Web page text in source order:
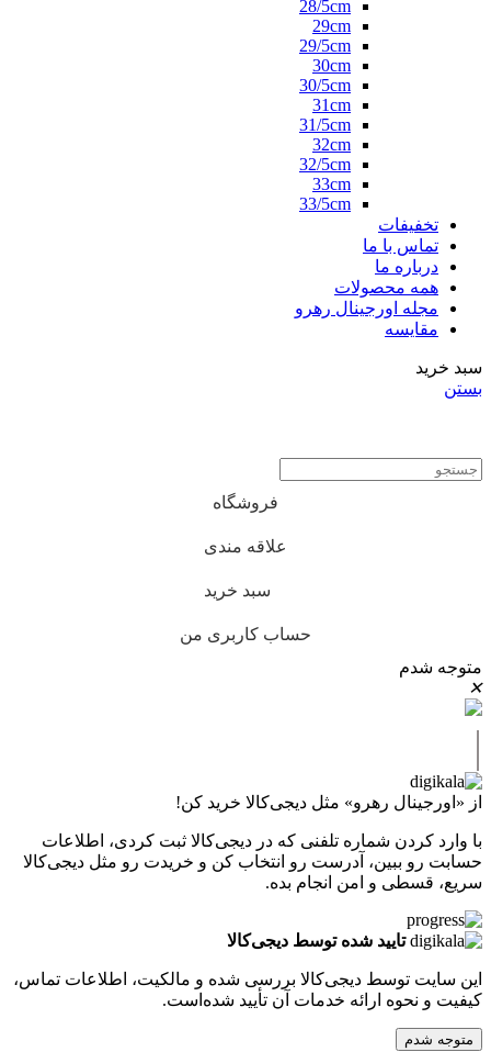
28/5cm
29cm
29/5cm
30cm
30/5cm
31cm
31/5cm
32cm
32/5cm
33cm
33/5cm
تخفیفات
تماس با ما
درباره ما
همه محصولات
مجله اورجینال رهرو
مقایسه
سبد خرید
بستن
فروشگاه
علاقه مندی
سبد خرید
حساب کاربری من
متوجه شدم
✕
|
از «اورجینال رهرو» مثل دیجی‌کالا خرید کن!
با وارد کردن شماره تلفنی که در دیجی‌کالا ثبت کردی، اطلاعات
حسابت رو ببین، آدرست رو انتخاب کن و خریدت رو مثل دیجی‌کالا
سریع، قسطی و امن انجام بده.
تایید شده توسط دیجی‌کالا
این سایت توسط دیجی‌کالا بررسی شده و مالکیت، اطلاعات تماس،
کیفیت و نحوه ارائه خدمات آن تأیید شده‌است.
متوجه شدم